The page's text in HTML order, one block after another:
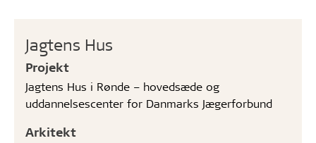
Jagtens Hus
Projekt
Jagtens Hus i Rønde – hovedsæde og
uddannelsescenter for Danmarks Jægerforbund
Arkitekt